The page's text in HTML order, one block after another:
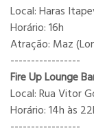
Local: Haras
Horário: 16h
Atração: Maz
-----------------
Fire Up Lounge
Local: Rua Vitor
Horário: 14h às